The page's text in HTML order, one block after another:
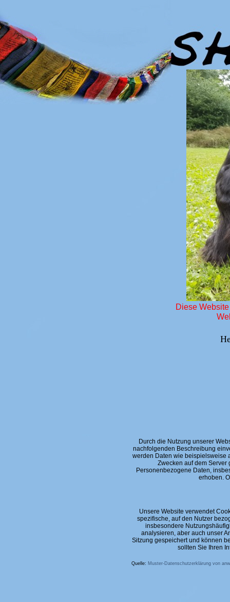
Durch die Nutzung unserer
nachfolgenden Beschreibung
werden Daten wie beispielsweise
Zwecken auf dem Server
Personenbezogene Daten,
erhoben.
Unsere Website verwendet
spezifische, auf den Nutzer
insbesondere
analysieren, aber auch unser
Sitzung gespeichert und können
sollten Sie Ihren
Quelle: Muster-Datenschutzerklärung von
Diese